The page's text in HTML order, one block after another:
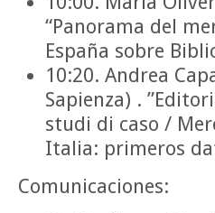
“Panorama del
España sobre
10:20. Andrea
Sapienza) .
studi di caso /
Italia: primeros
Comunicaciones: